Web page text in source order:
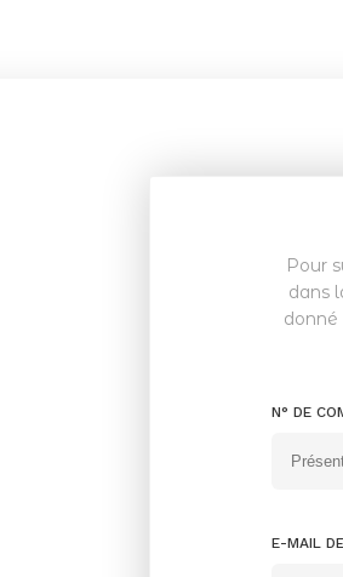
Pour
dans
donné
N° DE
E-MAIL